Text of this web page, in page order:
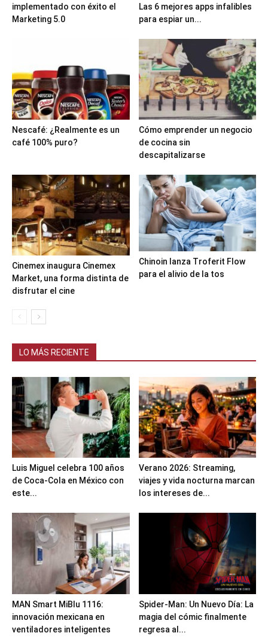
implementado con éxito el
Marketing 5.0
Las 6 mejores apps infalibles
para espiar un...
Nescafé: ¿Realmente es un
café 100% puro?
Cómo emprender un negocio
de cocina sin
descapitalizarse
Cinemex inaugura Cinemex
Market, una forma distinta de
disfrutar el cine
Chinoin lanza Troferit Flow
para el alivio de la tos
LO MÁS RECIENTE
Luis Miguel celebra 100 años
de Coca-Cola en México con
este...
Verano 2026: Streaming,
viajes y vida nocturna marcan
los intereses de...
MAN Smart MiBlu 1116:
innovación mexicana en
ventiladores inteligentes
Spider-Man: Un Nuevo Día: La
magia del cómic finalmente
regresa al...